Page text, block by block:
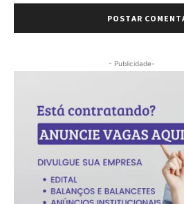
- Publicidade-